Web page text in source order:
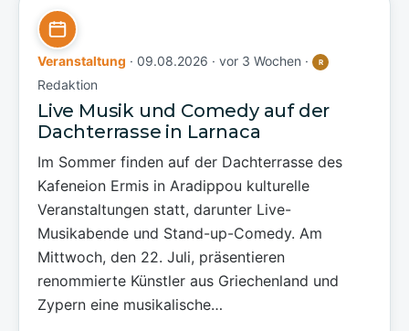
Veranstaltung · 09.08.2026 · vor 3 Wochen · R
Redaktion
Live Musik und Comedy auf der
Dachterrasse in Larnaca
Im Sommer finden auf der Dachterrasse des
Kafeneion Ermis in Aradippou kulturelle
Veranstaltungen statt, darunter Live-
Musikabende und Stand-up-Comedy. Am
Mittwoch, den 22. Juli, präsentieren
renommierte Künstler aus Griechenland und
Zypern eine musikalische…